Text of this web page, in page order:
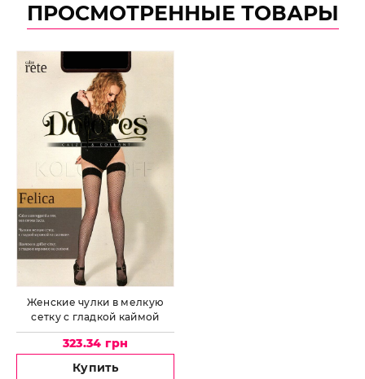
ПРОСМОТРЕННЫЕ ТОВАРЫ
Женские чулки в мелкую
сетку с гладкой каймой
DOLORES Felica rete
323.34 грн
Купить